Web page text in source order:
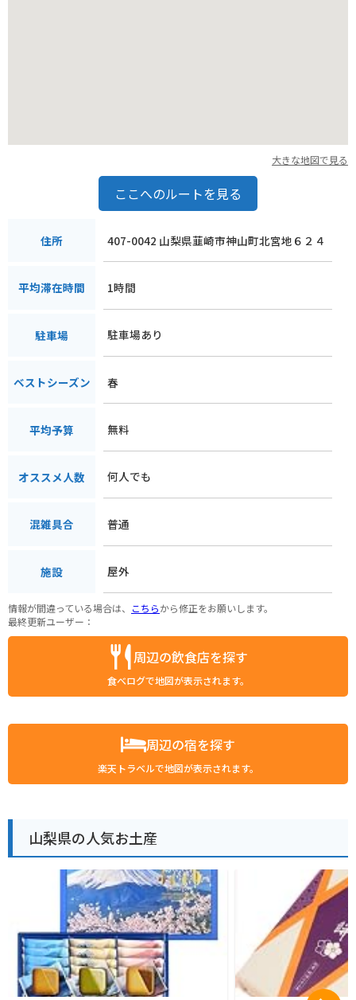
大きな地図で見る
ここへのルートを見る
住所 407-0042 山梨県韮崎市神山町北宮地６２４
平均滞在時間 1時間
駐車場 駐車場あり
ベストシーズン 春
平均予算 無料
オススメ人数 何人でも
混雑具合 普通
施設 屋外
情報が間違っている場合は、 こちらから修正をお願いします。
最終更新ユーザー：
周辺の飲食店を探す
食べログで地図が表示されます。
周辺の宿を探す
楽天トラベルで地図が表示されます。
山梨県の人気お土産